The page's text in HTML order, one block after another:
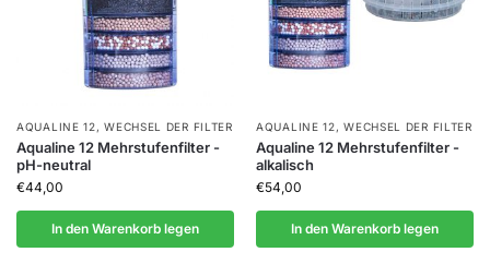
AQUALINE 12,WECHSEL DER FILTER
Aqualine 12 Mehrstufenfilter -
pH-neutral
€44,00
In den Warenkorb legen
AQUALINE 12,WECHSEL DER FILTER
Aqualine 12 Mehrstufenfilter -
alkalisch
€54,00
In den Warenkorb legen